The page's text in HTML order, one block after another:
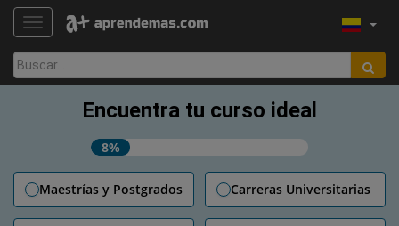
TOGGLE NAVIGATION
Buscar:
Encuentra tu curso ideal
8%
Maestrías y Postgrados Carreras Universitarias